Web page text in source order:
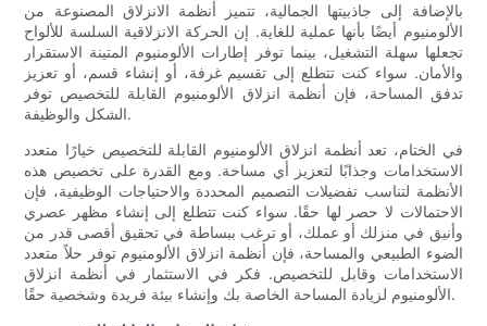
بالإضافة إلى جاذبيتها الجمالية، تتميز أنظمة الانزلاق المصنوعة من
الألومنيوم أيضًا بأنها عملية للغاية. إن الحركة الانزلاقية السلسة للألواح
تجعلها سهلة التشغيل، بينما توفر إطارات الألومنيوم المتينة الاستقرار
والأمان. سواء كنت تتطلع إلى تقسيم غرفة، أو إنشاء قسم، أو تعزيز
تدفق المساحة، فإن أنظمة انزلاق الألومنيوم القابلة للتخصيص توفر
الشكل والوظيفة.
في الختام، تعد أنظمة انزلاق الألومنيوم القابلة للتخصيص خيارًا متعدد
الاستخدامات وجذابًا لتعزيز أي مساحة. ومع القدرة على تخصيص هذه
الأنظمة لتناسب تفضيلات التصميم المحددة والاحتياجات الوظيفية، فإن
الاحتمالات لا حصر لها حقًا. سواء كنت تتطلع إلى إنشاء مظهر عصري
وأنيق في منزلك أو عملك، أو ترغب ببساطة في تحقيق أقصى قدر من
الضوء الطبيعي والمساحة، فإن أنظمة انزلاق الألومنيوم توفر حلاً متعدد
الاستخدامات وقابل للتخصيص. فكر في الاستثمار في أنظمة انزلاق
الألومنيوم لزيادة المساحة الخاصة بك وإنشاء بيئة فريدة وشخصية حقًا.